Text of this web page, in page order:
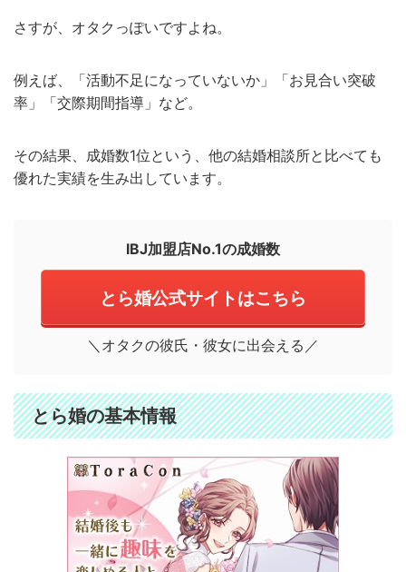
さすが、オタクっぽいですよね。
例えば、「活動不足になっていないか」「お見合い突破
率」「交際期間指導」など。
その結果、成婚数1位という、他の結婚相談所と比べても
優れた実績を生み出しています。
IBJ加盟店No.1の成婚数
とら婚公式サイトはこちら
＼オタクの彼氏・彼女に出会える／
とら婚の基本情報